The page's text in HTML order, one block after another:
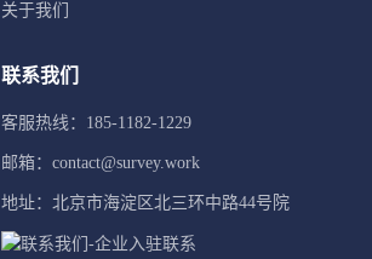
关于我们
联系我们
客服热线：185-1182-1229
邮箱：contact@survey.work
地址：北京市海淀区北三环中路44号院